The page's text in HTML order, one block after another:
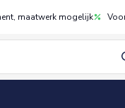
maatwerk mogelijk